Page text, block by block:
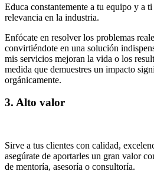
Educa constantemente a tu equipo y a
relevancia en la industria.
Enfócate en resolver los problemas
convirtiéndote en una solución
mis servicios mejoran la vida o los
medida que demuestres un impacto
orgánicamente.
3. Alto valor
Sirve a tus clientes con calidad,
asegúrate de aportarles un gran valor
de mentoría, asesoría o consultoría.